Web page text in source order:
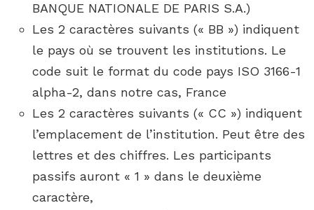
BANQUE NATIONALE DE PARIS S.A.)
Les 2 caractères suivants (« BB ») indiquent
le pays où se trouvent les institutions. Le
code suit le format du code pays ISO 3166-1
alpha-2, dans notre cas, France
Les 2 caractères suivants (« CC ») indiquent
l’emplacement de l’institution. Peut être des
lettres et des chiffres. Les participants
passifs auront « 1 » dans le deuxième
caractère,